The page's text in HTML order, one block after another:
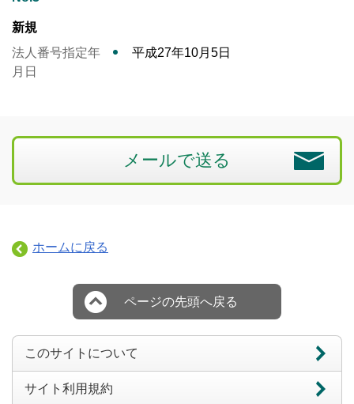
新規
法人番号指定年
月日
平成27年10月5日
メールで送る
ホームに戻る
ページの先頭へ戻る
このサイトについて
サイト利用規約